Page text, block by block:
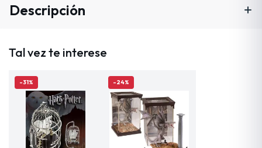
Descripción
Tal vez te interese
-31% -24%